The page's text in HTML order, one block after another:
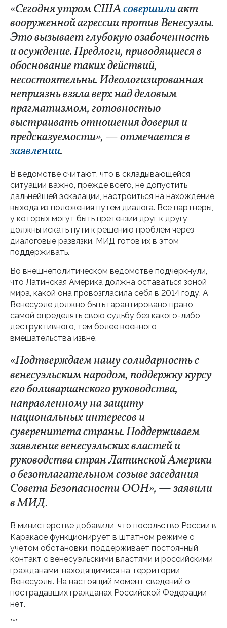
«Сегодня утром СШАсовершилиакт
вооруженной агрессии против Венесуэлы.
Это вызывает глубокую озабоченность
и осуждение. Предлоги, приводящиеся в
обоснование таких действий,
несостоятельны. Идеологизированная
неприязнь взяла верх над деловым
прагматизмом, готовностью
выстраивать отношения доверия и
предсказуемости», — отмечается в
заявлении.
В ведомстве считают, что в складывающейся
ситуации важно, прежде всего, не допустить
дальнейшей эскалации, настроиться на нахождение
выхода из положения путем диалога. Все партнеры,
у которых могут быть претензии друг к другу,
должны искать пути к решению проблем через
диалоговые развязки. МИД готов их в этом
поддерживать.
Во внешнеполитическом ведомстве подчеркнули,
что Латинская Америка должна оставаться зоной
мира, какой она провозгласила себя в 2014 году. А
Венесуэле должно быть гарантировано право
самой определять свою судьбу без какого-либо
деструктивного, тем более военного
вмешательства извне.
«Подтверждаем нашу солидарность с
венесуэльским народом, поддержку курсу
его боливарианского руководства,
направленному на защиту
национальных интересов и
суверенитета страны. Поддерживаем
заявление венесуэльских властей и
руководства стран Латинской Америки
о безотлагательном созыве заседания
Совета Безопасности ООН», — заявили
в МИД.
В министерстве добавили, что посольство России в
Каракасе функционирует в штатном режиме с
учетом обстановки, поддерживает постоянный
контакт с венесуэльскими властями и российскими
гражданами, находящимися на территории
Венесуэлы. На настоящий момент сведений о
пострадавших гражданах Российской Федерации
нет.
***